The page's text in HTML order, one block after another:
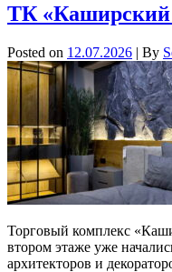
ТК «Каширский
Posted on 12.07.2026 | By
Торговый комплекс
втором этаже уже
архитекторов и